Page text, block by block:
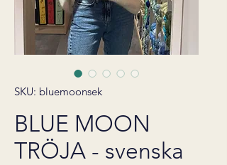
SKU: bluemoonsek
BLUE MOON
TRÖJA - svenska